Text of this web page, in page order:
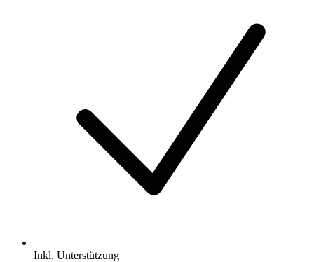
Inkl. Unterstützung